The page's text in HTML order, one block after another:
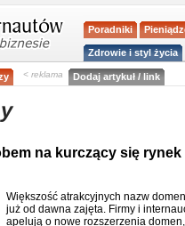
Poradniki
Zdrowie i styl życia
< reklama Dodaj artykuł / link
na kurczący się rynek
Większość atrakcyjnych nazw
już od dawna zajęta. Firmy i
apelują o nowe rozszerzenia